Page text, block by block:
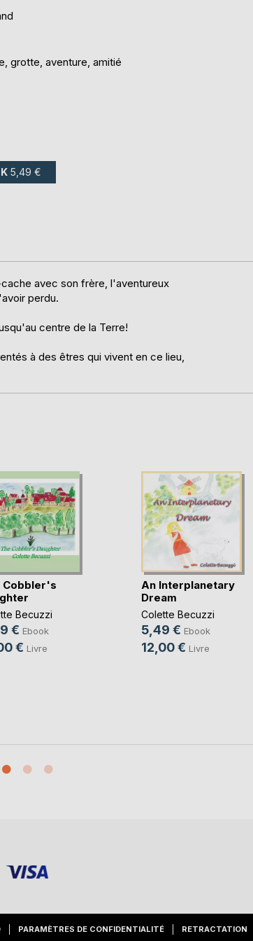
grotte, aventure, amitié
5,49 €
avec son frère, l'aventureux
perdu.
centre de la Terre!
à des êtres qui vivent en ce lieu,
Cobbler's
Becuzzi
€ Ebook
€ Livre
An Interplanetary
Dream
Colette Becuzzi
5,49 € Ebook
12,00 € Livre
PARAMÈTRES DE CONFIDENTIALITÉ RETRACTATION